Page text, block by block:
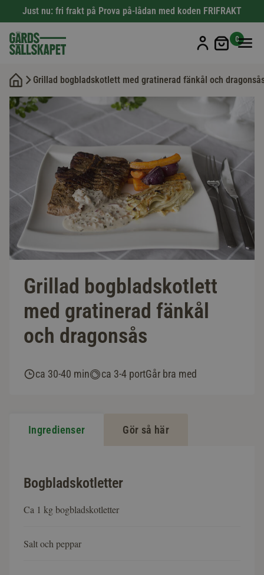
Just nu: fri frakt på Prova på-lådan med koden FRIFRAKT
Min
0
Grillad bogbladskotlett med gratinerad fänkål och
Grillad bogbladskotlett
med gratinerad fänkål
och dragonsås
ca 30-40 min ca 3-4 portGår bra med
Ingredienser Gör så här
Bogbladskotletter
Ca 1 kg bogbladskotletter
Salt och peppar